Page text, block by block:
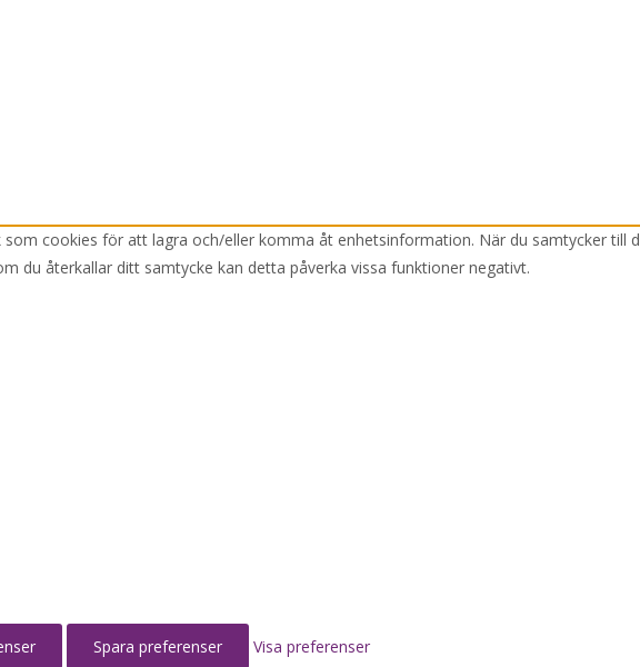
cookies för att lagra och/eller komma åt enhetsinformation. När du samtycker till
du återkallar ditt samtycke kan detta påverka vissa funktioner negativt.
Spara preferenser Visa preferenser